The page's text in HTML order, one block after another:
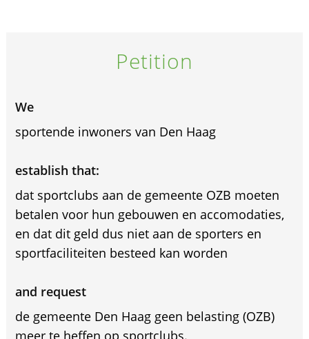
Petition
We
sportende inwoners van Den Haag
establish that:
dat sportclubs aan de gemeente OZB moeten
betalen voor hun gebouwen en accomodaties,
en dat dit geld dus niet aan de sporters en
sportfaciliteiten besteed kan worden
and request
de gemeente Den Haag geen belasting (OZB)
meer te heffen op sportclubs.